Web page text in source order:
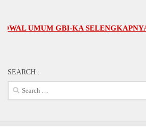
UMUM GBI-KA
SEARCH :
Search
for: